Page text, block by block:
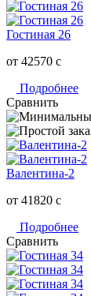
Гостиная 26
от 42570 c
Подробнее
Сравнить
Валентина-2
от 41820 c
Подробнее
Сравнить